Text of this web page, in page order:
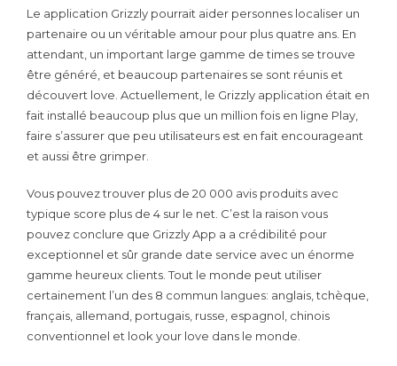
Le application Grizzly pourrait aider personnes localiser un
partenaire ou un véritable amour pour plus quatre ans. En
attendant, un important large gamme de times se trouve
être généré, et beaucoup partenaires se sont réunis et
découvert love. Actuellement, le Grizzly application était en
fait installé beaucoup plus que un million fois en ligne Play,
faire s’assurer que peu utilisateurs est en fait encourageant
et aussi être grimper.
Vous pouvez trouver plus de 20 000 avis produits avec
typique score plus de 4 sur le net. C’est la raison vous
pouvez conclure que Grizzly App a a crédibilité pour
exceptionnel et sûr grande date service avec un énorme
gamme heureux clients. Tout le monde peut utiliser
certainement l’un des 8 commun langues: anglais, tchèque,
français, allemand, portugais, russe, espagnol, chinois
conventionnel et look your love dans le monde.